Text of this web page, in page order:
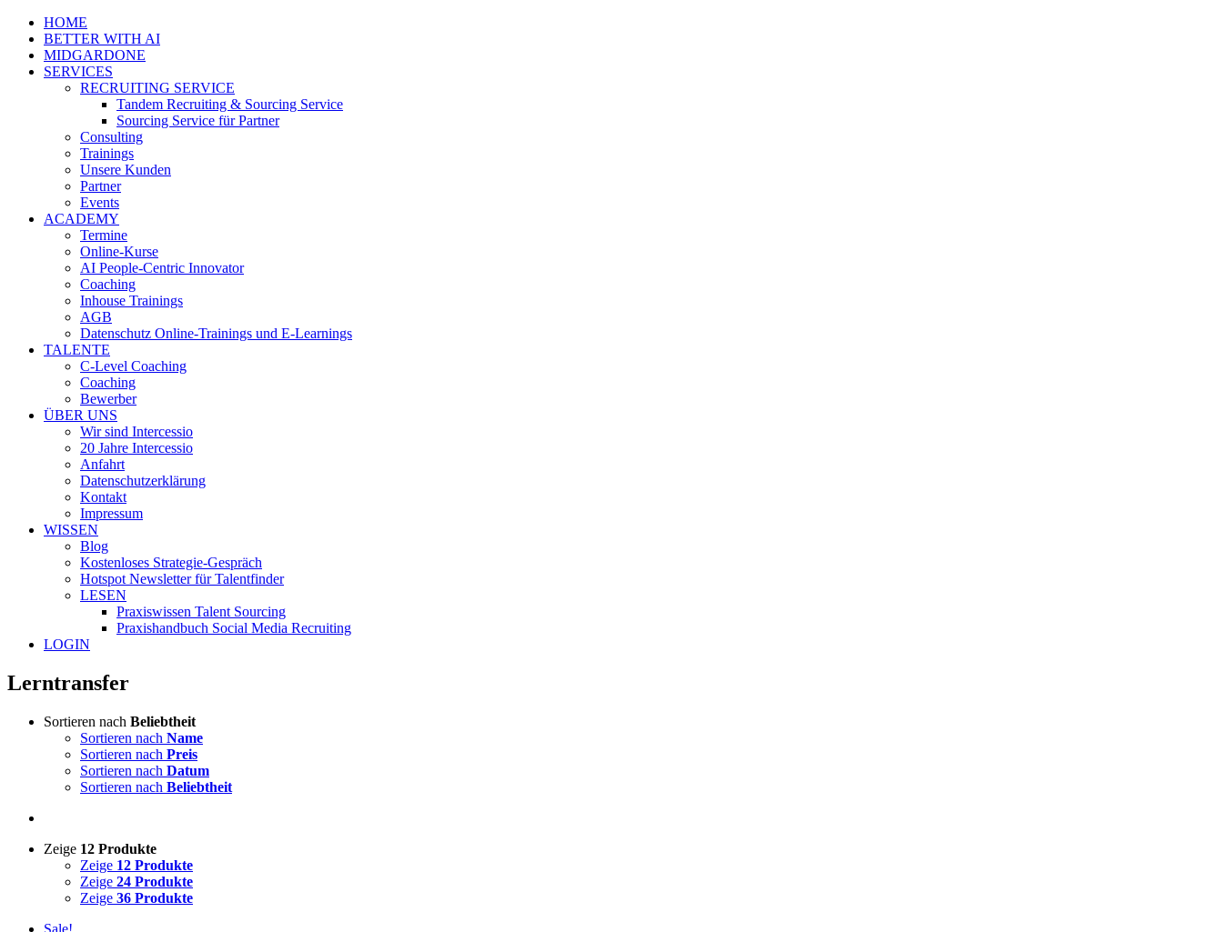
HOME
BETTER WITH AI
MIDGARDONE
SERVICES
RECRUITING SERVICE
Tandem Recruiting & Sourcing Service
Sourcing Service für Partner
Consulting
Trainings
Unsere Kunden
Partner
Events
ACADEMY
Termine
Online-Kurse
AI People-Centric Innovator
Coaching
Inhouse Trainings
AGB
Datenschutz Online-Trainings und E-Learnings
TALENTE
C-Level Coaching
Coaching
Bewerber
ÜBER UNS
Wir sind Intercessio
20 Jahre Intercessio
Anfahrt
Datenschutzerklärung
Kontakt
Impressum
WISSEN
Blog
Kostenloses Strategie-Gespräch
Hotspot Newsletter für Talentfinder
LESEN
Praxiswissen Talent Sourcing
Praxishandbuch Social Media Recruiting
LOGIN
Lerntransfer
Sortieren nach Beliebtheit
Sortieren nach Name
Sortieren nach Preis
Sortieren nach Datum
Sortieren nach Beliebtheit
Zeige 12 Produkte
Zeige 12 Produkte
Zeige 24 Produkte
Zeige 36 Produkte
Sale!